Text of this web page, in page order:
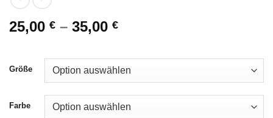
25,00 € – 35,00 €
Größe
Farbe